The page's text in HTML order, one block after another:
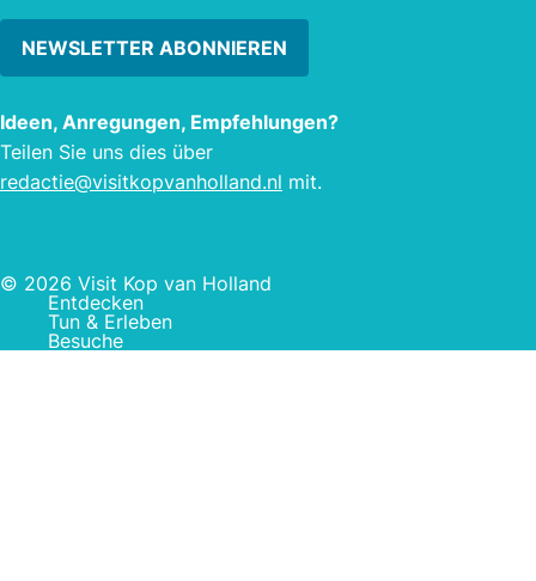
NEWSLETTER ABONNIEREN
Ideen, Anregungen, Empfehlungen?
Teilen Sie uns dies über
redactie@visitkopvanholland.nl mit.
© 2026 Visit Kop van Holland
Entdecken
Tun & Erleben
Besuche